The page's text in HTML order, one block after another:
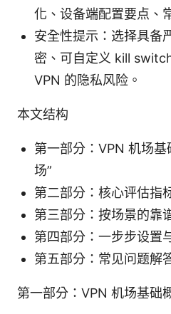
化、设备端配置要点、
安全性提示：选择具备
密、可自定义 kill
VPN 的隐私风险。
本文结构
第一部分：VPN 机场
场”
第二部分：核心评估指
第三部分：按场景的靠
第四部分：一步步设置
第五部分：常见问题解
第一部分：VPN 机场基础